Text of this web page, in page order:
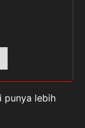
punya lebih